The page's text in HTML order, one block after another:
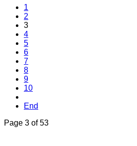
1
2
3
4
5
6
7
8
9
10
End
Page 3 of 53